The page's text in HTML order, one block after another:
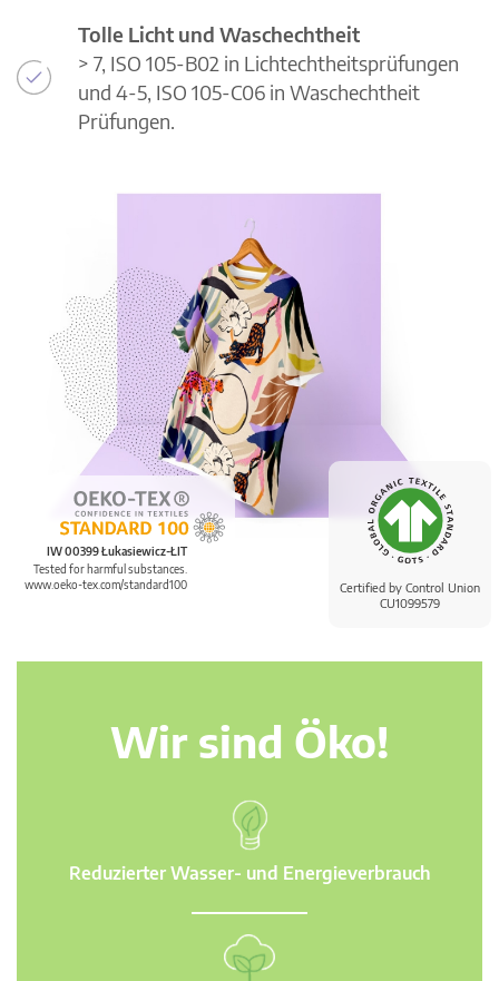
Certified by Control Union
CU1099579
IW 00399 Łukasiewicz-ŁIT
Tested for harmful substances.
www.oeko-tex.com/standard100
Tolle Licht und Waschechtheit
> 7, ISO 105-B02 in Lichtechtheitsprüfungen
und 4-5, ISO 105-C06 in Waschechtheit
Prüfungen.
Wir sind Öko!
Reduzierter Wasser- und Energieverbrauch